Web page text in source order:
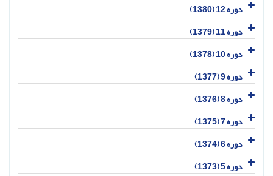
دوره 12 (1380)
دوره 11 (1379)
دوره 10 (1378)
دوره 9 (1377)
دوره 8 (1376)
دوره 7 (1375)
دوره 6 (1374)
دوره 5 (1373)